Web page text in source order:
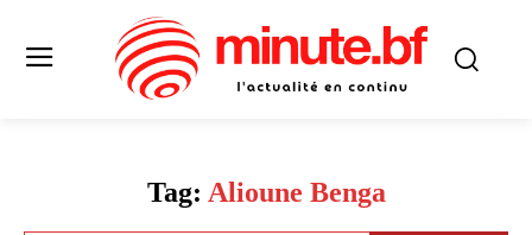
Tag: Alioune Benga